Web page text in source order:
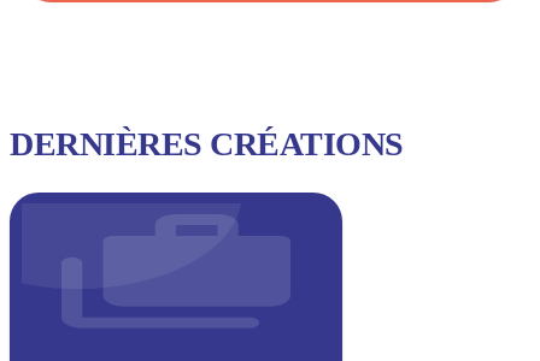
DERNIÈRES CRÉATIONS